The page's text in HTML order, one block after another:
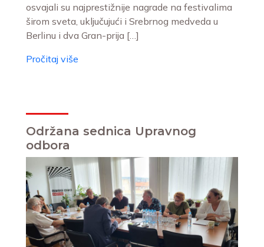
osvajali su najprestižnije nagrade na festivalima
širom sveta, uključujući i Srebrnog medveda u
Berlinu i dva Gran-prija […]
Pročitaj više
Održana sednica Upravnog
odbora